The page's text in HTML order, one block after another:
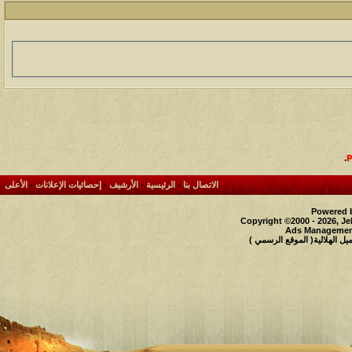
.
الاتصال بنا- الرئيسية-الأرشيف- إحصائيات الإعلانات- الأعلى
Powered
Copyright ©2000 - 2026,
Ads
الهلالية( الموقع الرسمي )